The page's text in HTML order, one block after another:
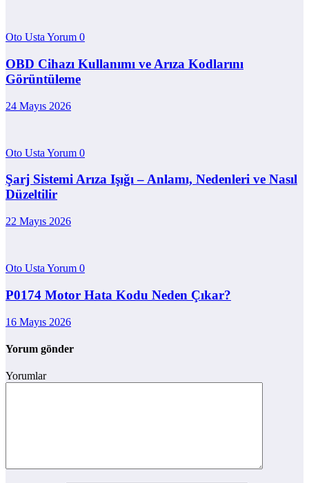
Oto Usta Yorum 0
OBD Cihazı Kullanımı ve Arıza Kodlarını
Görüntüleme
24 Mayıs 2026
Oto Usta Yorum 0
Şarj Sistemi Arıza Işığı – Anlamı, Nedenleri ve Nasıl
Düzeltilir
22 Mayıs 2026
Oto Usta Yorum 0
P0174 Motor Hata Kodu Neden Çıkar?
16 Mayıs 2026
Yorum gönder
Yorumlar